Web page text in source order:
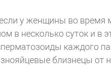
у женщины во время
в несколько суток и в
каждого
близнецы от